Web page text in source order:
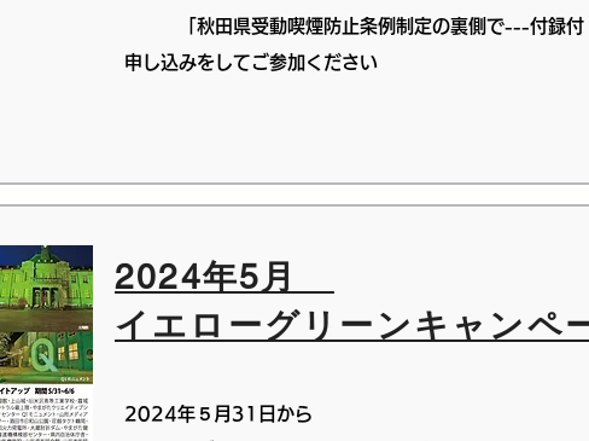
「秋田県受動喫煙防止条例制定の裏側で---付録付
申し込みをしてご参加ください
2024年5月
イエローグリーンキャンペ
2024年５月31日から